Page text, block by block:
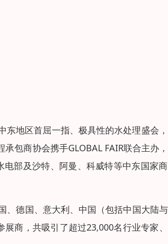
东地区首屈一指、极具性的水处理盛会
包商协会携手GLOBAL FAIR联合主办
部及沙特、阿曼、科威特等中东国家
、德国、意大利、中国（包括中国大陆
商，共吸引了超过23,000名行业专家